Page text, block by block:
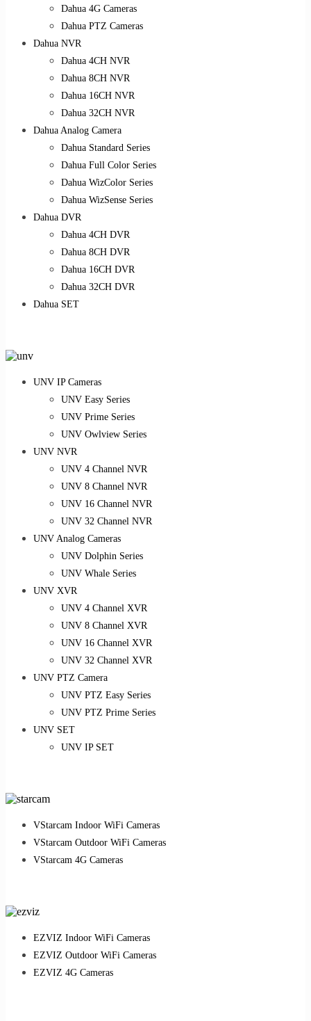
Dahua 4G Cameras
Dahua PTZ Cameras
Dahua NVR
Dahua 4CH NVR
Dahua 8CH NVR
Dahua 16CH NVR
Dahua 32CH NVR
Dahua Analog Camera
Dahua Standard Series
Dahua Full Color Series
Dahua WizColor Series
Dahua WizSense Series
Dahua DVR
Dahua 4CH DVR
Dahua 8CH DVR
Dahua 16CH DVR
Dahua 32CH DVR
Dahua SET
UNV IP Cameras
UNV Easy Series
UNV Prime Series
UNV Owlview Series
UNV NVR
UNV 4 Channel NVR
UNV 8 Channel NVR
UNV 16 Channel NVR
UNV 32 Channel NVR
UNV Analog Cameras
UNV Dolphin Series
UNV Whale Series
UNV XVR
UNV 4 Channel XVR
UNV 8 Channel XVR
UNV 16 Channel XVR
UNV 32 Channel XVR
UNV PTZ Camera
UNV PTZ Easy Series
UNV PTZ Prime Series
UNV SET
UNV IP SET
VStarcam Indoor WiFi Cameras
VStarcam Outdoor WiFi Cameras
VStarcam 4G Cameras
EZVIZ Indoor WiFi Cameras
EZVIZ Outdoor WiFi Cameras
EZVIZ 4G Cameras